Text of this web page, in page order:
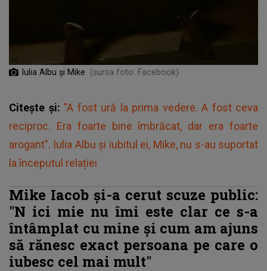
Iulia Albu şi Mike (sursa foto: Facebook)
Citește și: "A fost ură la prima vedere. A fost ceva
reciproc. Era foarte bine îmbrăcat, dar era foarte
arogant". Iulia Albu și iubitul ei, Mike, nu s-au suportat
la începutul relației
Mike Iacob și-a cerut scuze public:
"N ici mie nu îmi este clar ce s-a
întâmplat cu mine și cum am ajuns
să rănesc exact persoana pe care o
iubesc cel mai mult"